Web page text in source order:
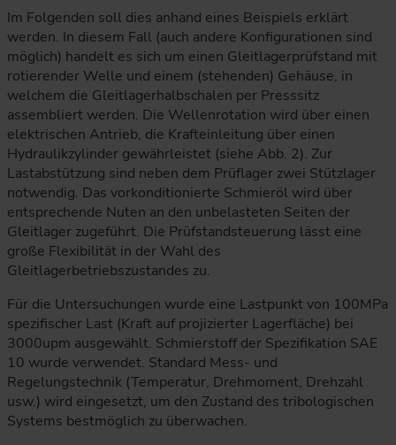
Im Folgenden soll dies anhand eines Beispiels erklärt
werden. In diesem Fall (auch andere Konfigurationen sind
möglich) handelt es sich um einen Gleitlagerprüfstand mit
rotierender Welle und einem (stehenden) Gehäuse, in
welchem die Gleitlagerhalbschalen per Presssitz
assembliert werden. Die Wellenrotation wird über einen
elektrischen Antrieb, die Krafteinleitung über einen
Hydraulikzylinder gewährleistet (siehe Abb. 2). Zur
Lastabstützung sind neben dem Prüflager zwei Stützlager
notwendig. Das vorkonditionierte Schmieröl wird über
entsprechende Nuten an den unbelasteten Seiten der
Gleitlager zugeführt. Die Prüfstandsteuerung lässt eine
große Flexibilität in der Wahl des
Gleitlagerbetriebszustandes zu.
Für die Untersuchungen wurde eine Lastpunkt von 100MPa
spezifischer Last (Kraft auf projizierter Lagerfläche) bei
3000upm ausgewählt. Schmierstoff der Spezifikation SAE
10 wurde verwendet. Standard Mess- und
Regelungstechnik (Temperatur, Drehmoment, Drehzahl
usw.) wird eingesetzt, um den Zustand des tribologischen
Systems bestmöglich zu überwachen.